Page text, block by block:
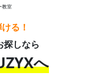
教室
る！
探しなら
へ